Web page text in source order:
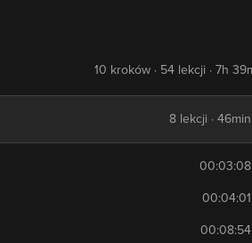
10 kroków · 54 lekcji · 7h
8 lekcji · 46min
00:03:08
00:04:01
00:08:54